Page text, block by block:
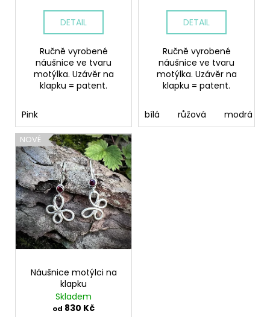
DETAIL
Ručně vyrobené
náušnice ve tvaru
motýlka. Uzávěr na
klapku = patent.
Pink
DETAIL
Ručně vyrobené
náušnice ve tvaru
motýlka. Uzávěr na
klapku = patent.
bílá růžová modrá
NOVÉ
Náušnice motýlci na
klapku
Skladem
od 830 Kč